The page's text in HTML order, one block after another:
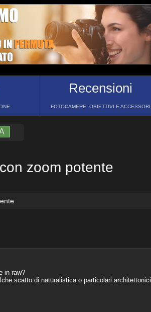
Recensioni
FOTOCAMERE, OBIETTIVI E ACCESSORI
zoom potente
in raw?
scatto di naturalistica o particolari architettonici.